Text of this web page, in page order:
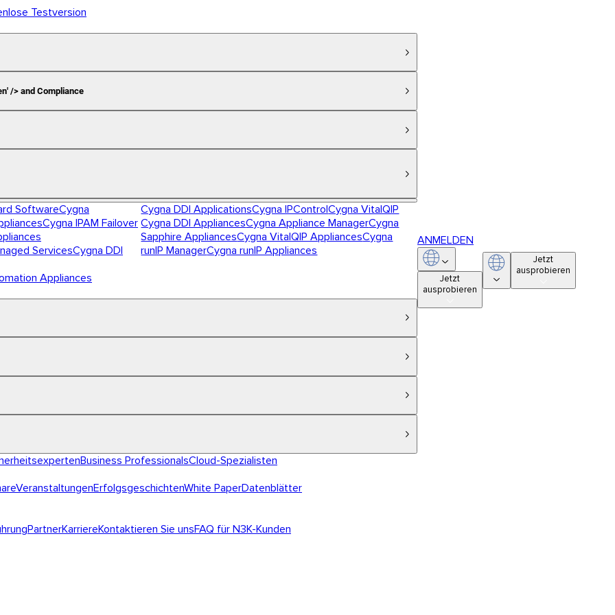
Testversion
/> and Compliance
SoftwareCygna
Cygna IPAM Failover
ServicesCygna DDI
Appliances
Cygna DDI ApplicationsCygna IPControlCygna VitalQIP
Cygna DDI AppliancesCygna Appliance ManagerCygna
Sapphire AppliancesCygna VitalQIP AppliancesCygna
runIP ManagerCygna runIP Appliances
Business ProfessionalsCloud-Spezialisten
VeranstaltungenErfolgsgeschichtenWhite PaperDatenblätter
PartnerKarriereKontaktieren Sie unsFAQ für N3K-Kunden
ANMELDEN
Jetzt
ausprobieren
Jetzt
ausprobieren